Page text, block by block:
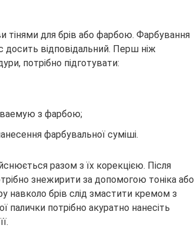
тінями для брів або фарбою. Фарбування
відповідальний. Перш ніж
потрібно підготувати:
з фарбою;
фарбувальної суміші.
разом з їх корекцією. Після
знежирити за допомогою тоніка або
навколо брів слід змастити кремом з
потрібно акуратно нанесіть